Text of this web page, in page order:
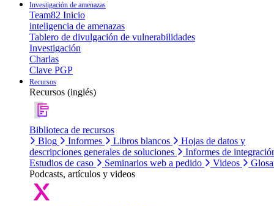
Investigación de amenazas
Team82 Inicio
inteligencia de amenazas
Tablero de divulgación de vulnerabilidades
Investigación
Charlas
Clave PGP
Recursos
Recursos (inglés)
Biblioteca de recursos
Blog
Informes Libros blancos
Hojas de datos y
descripciones generales de soluciones
Informes de
Estudios de caso
Seminarios web a pedido Videos
Podcasts, artículos y videos